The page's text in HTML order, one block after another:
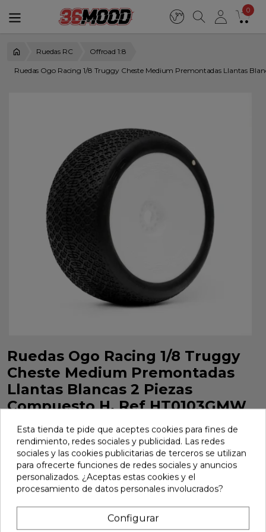
0
Ruedas RC Offroad 1:8
Ruedas Ogo Racing 1/8 Truggy Cheste Medium Premontadas Llantas
Ruedas Ogo Racing 1/8 Truggy
Cheste Medium Premontadas
Llantas Blancas 2 Piezas
Compuesto H. Ref HT0103GMW
Ruedas Ogo Racing 1/8 Truggy Cheste Medium
Premontadas Llantas Blancas 2 Piezas Compuesto H. Ref
HT0103GMW
Marca: Ogo Racing Ref: HT0103GMW
32,50 €
Añadir
Esta tienda te pide que aceptes cookies para fines de
rendimiento, redes sociales y publicidad. Las redes
sociales y las cookies publicitarias de terceros se utilizan
para ofrecerte funciones de redes sociales y anuncios
personalizados. ¿Aceptas estas cookies y el
procesamiento de datos personales involucrados?
Configurar